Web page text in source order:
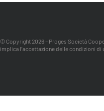
© Copyright 2026 – Proges Società
implica l’accettazione delle condizioni di